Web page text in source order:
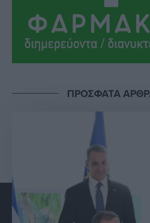
ευρώ σε κέρδη μοίρασε τον Ιούλιο
Αθλητικά• πριν 12 ώρες
Ολοκλήρωση του έργου αναβάθμισης
Γ.Σ. Διαγόρας: Στα «κυανέρυθρα» ο
Σύλληψη 21χρονου για ναρκωτικά
πριν 14 ώρες
Με 13,1% κάλυψη εργαζομένων από
συμβάσεις, η Ελλάδα στον “πάτο” της
Απόψεις πριν 14 ώρες
ΠΡΟΣΦΑΤΑ